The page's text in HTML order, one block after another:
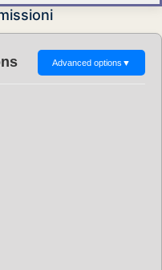
Advanced options ▼